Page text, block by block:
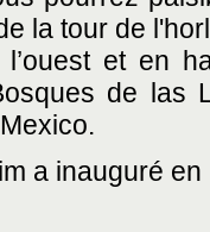
la tour de
et en
de las
a inauguré